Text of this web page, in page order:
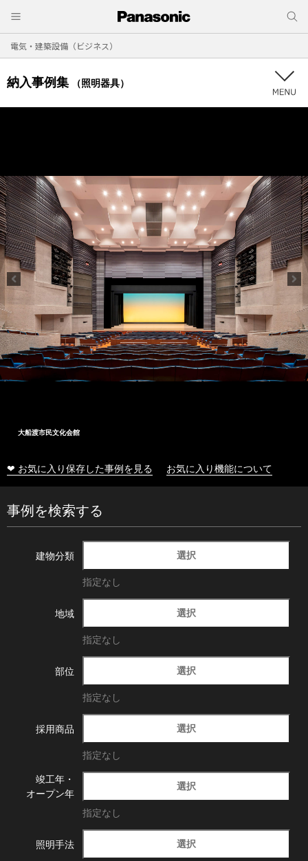
電気・建築設備（ビジネス）
納入事例集 （照明器具）
大船渡市民文化会館
❤ お気に入り保存した事例を見る お気に入り機能について
事例を検索する
建物分類 選択
指定なし
地域 選択
指定なし
部位 選択
指定なし
採用商品 選択
指定なし
竣工年・
オープン年
選択
指定なし
照明手法 選択